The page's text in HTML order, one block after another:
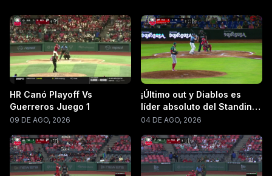
HR Canó Playoff Vs
Guerreros Juego 1
09 DE AGO, 2026
¡Último out y Diablos es
líder absoluto del Standing
LMB 2026!
04 DE AGO, 2026